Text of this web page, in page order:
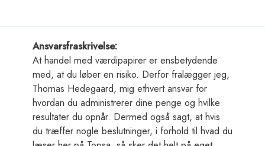
Ansvarsfraskrivelse:
At handel med værdipapirer er ensbetydende
med, at du løber en risiko. Derfor fralægger jeg,
Thomas Hedegaard, mig ethvert ansvar for
hvordan du administrerer dine penge og hvilke
resultater du opnår. Dermed også sagt, at hvis
du træffer nogle beslutninger, i forhold til hvad du